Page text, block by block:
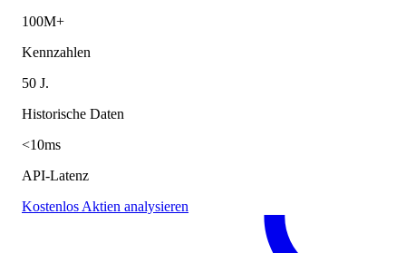
100M+
Kennzahlen
50 J.
Historische Daten
<10ms
API-Latenz
Kostenlos Aktien analysieren